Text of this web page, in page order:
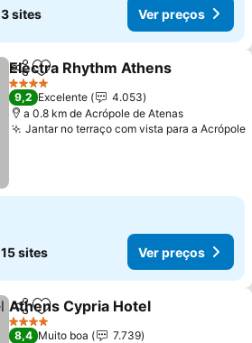
3 sites Ver preços
PartilharAdicionar aos favoritos
Electra Rhythm Athens
4 Estrelas
9,2 Excelente
4.053
a 0.8 km de Acrópole de Atenas
Jantar no terraço com vista para a Acrópole
15 sites Ver preços
PartilharAdicionar aos favoritos
Athens Cypria Hotel
4 Estrelas
8,4 Muito boa
7.739